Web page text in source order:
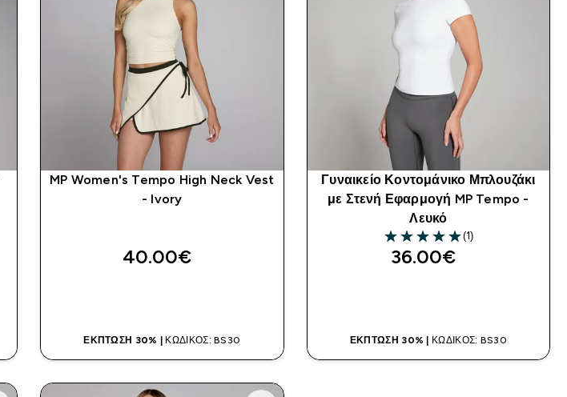
MP Women's Tempo High Neck Vest
- Ivory
40.00€‎
ΈΚΠΤΩΣΗ 30% | ΚΩΔΙΚΌΣ: BS30
Γυναικείο Κοντομάνικο Μπλουζάκι
με Στενή Εφαρμογή MP Tempo -
Λευκό
5 out of 5 stars
(1)
36.00€‎
ΈΚΠΤΩΣΗ 30% | ΚΩΔΙΚΌΣ: BS30